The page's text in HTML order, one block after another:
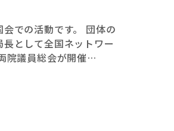
での活動です。 団体の
として全国ネットワー
院議員総会が開催…